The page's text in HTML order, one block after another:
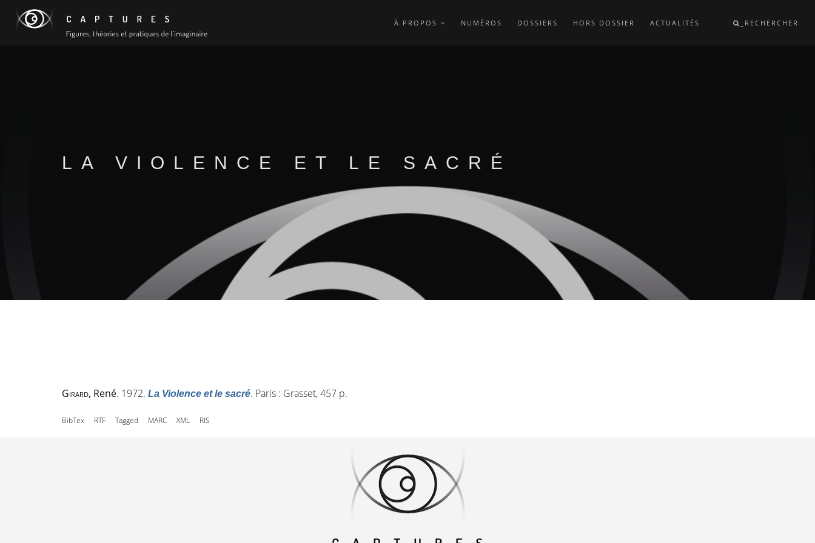
À PROPOS NUMÉROS DOSSIERS HORS DOSSIER ACTUALITÉS _RECHERCHER
LA VIOLENCE ET LE SACRÉ
Girard, René. 1972. La Violence et le sacré. Paris : Grasset, 457 p.
BibTex RTF Tagged MARC XML RIS